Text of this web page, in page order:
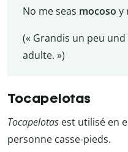
No me seas mocoso y
(« Grandis un peu
adulte. »)
Tocapelotas
Tocapelotas est utilisé en
personne casse-pieds.